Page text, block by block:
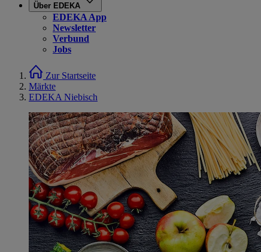
Über EDEKA
EDEKA App
Newsletter
Verbund
Jobs
Zur Startseite
Märkte
EDEKA Niebisch